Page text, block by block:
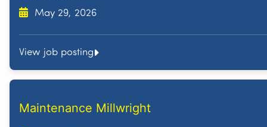
May 29, 2026
View job posting
Maintenance Millwright